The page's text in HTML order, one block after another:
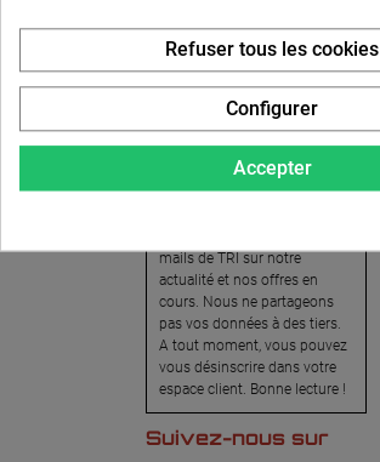
Newsletter
Pour recevoir notre
newsletter, nous vous
invitons à créer votre espace
client (cliquez sur « Compte »
en haut à droite de la page) et
cliquer sur « oui » pour vous
mails de TRI sur notre
actualité et nos offres en
cours. Nous ne partageons
pas vos données à des tiers.
A tout moment, vous pouvez
vous désinscrire dans votre
espace client. Bonne lecture !
Suivez-nous sur
Accepter
Refuser tous les cookies
Configurer